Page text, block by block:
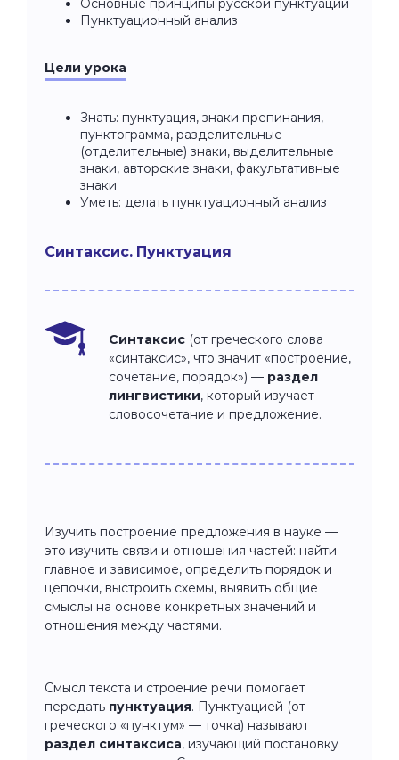
Основные принципы русской пунктуации
Пунктуационный анализ
Цели урока
Знать: пунктуация, знаки препинания,
пунктограмма, разделительные
(отделительные) знаки, выделительные
знаки, авторские знаки, факультативные
знаки
Уметь: делать пунктуационный анализ
Синтаксис. Пунктуация
Синтаксис (от греческого слова
«синтаксис», что значит «построение,
сочетание, порядок») — раздел
лингвистики, который изучает
словосочетание и предложение.
Изучить построение предложения в науке —
это изучить связи и отношения частей: найти
главное и зависимое, определить порядок и
цепочки, выстроить схемы, выявить общие
смыслы на основе конкретных значений и
отношения между частями.
Смысл текста и строение речи помогает
передать пунктуация. Пунктуацией (от
греческого «пунктум» — точка) называют
раздел синтаксиса, изучающий постановку